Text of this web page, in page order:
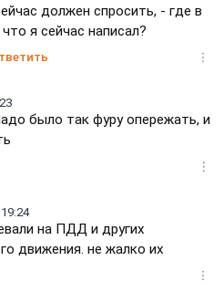
должен спросить, - где в
я сейчас написал?
было так фуру опережать, и
на ПДД и других
движения. не жалко их